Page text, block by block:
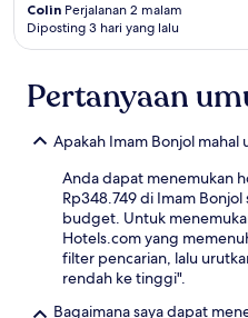
Colin Perjalanan 2 malam
Diposting 3 hari yang lalu
Pertanyaan
Apakah Imam Bonjol mahal
Anda dapat menemukan
Rp348.749 di Imam
budget. Untuk
Hotels.com yang
filter pencarian, lalu
rendah ke tinggi".
Bagaimana saya dapat